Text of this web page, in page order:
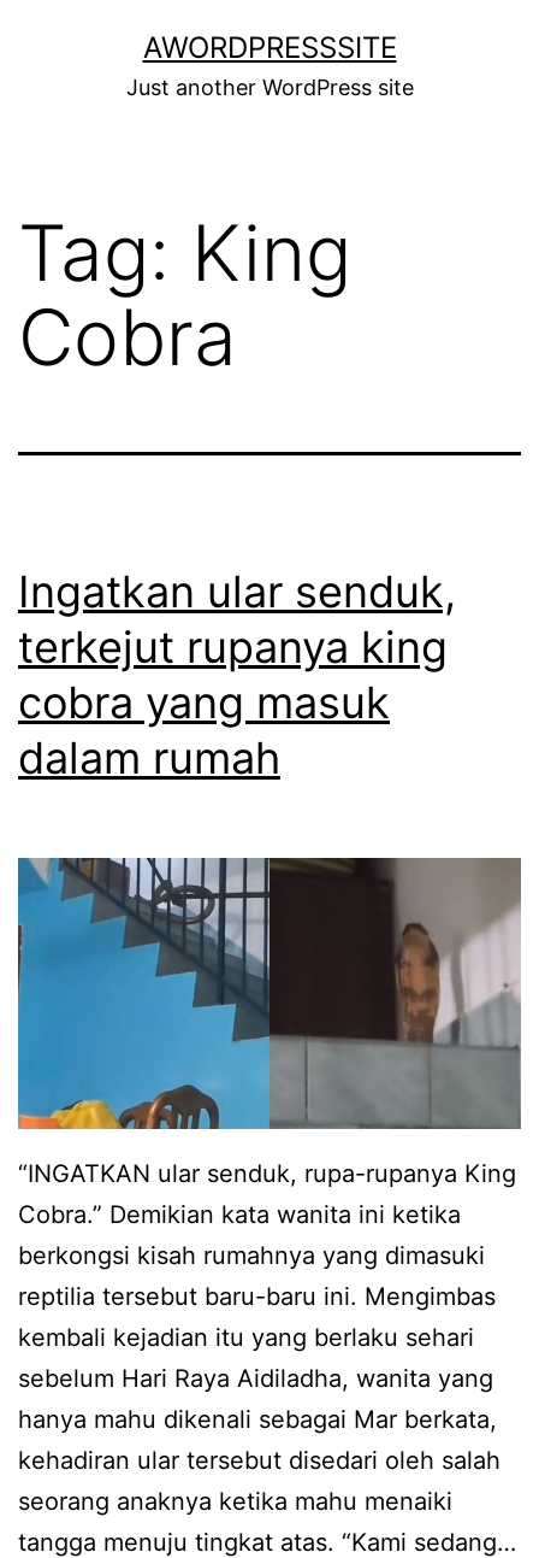
AWORDPRESSSITE
Just another WordPress site
Tag: King
Cobra
Ingatkan ular senduk,
terkejut rupanya king
cobra yang masuk
dalam rumah
“INGATKAN ular senduk, rupa-rupanya King
Cobra.” Demikian kata wanita ini ketika
berkongsi kisah rumahnya yang dimasuki
reptilia tersebut baru-baru ini. Mengimbas
kembali kejadian itu yang berlaku sehari
sebelum Hari Raya Aidiladha, wanita yang
hanya mahu dikenali sebagai Mar berkata,
kehadiran ular tersebut disedari oleh salah
seorang anaknya ketika mahu menaiki
tangga menuju tingkat atas. “Kami sedang…